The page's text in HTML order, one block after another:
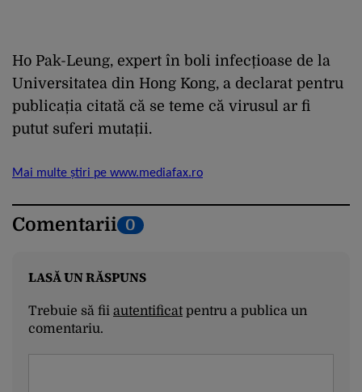
Ho Pak-Leung, expert în boli infecțioase de la
Universitatea din Hong Kong, a declarat pentru
publicația citată că se teme că virusul ar fi
putut suferi mutații.
Mai multe știri pe www.mediafax.ro
Comentarii 0
LASĂ UN RĂSPUNS
Trebuie să fii autentificatpentru a publica un
comentariu.